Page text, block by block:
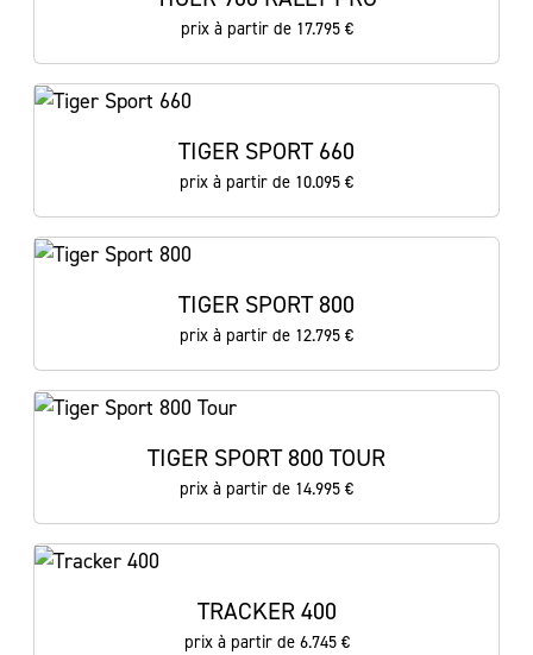
prix à partir de 17.795 €
TIGER SPORT 660
prix à partir de 10.095 €
TIGER SPORT 800
prix à partir de 12.795 €
TIGER SPORT 800 TOUR
prix à partir de 14.995 €
TRACKER 400
prix à partir de 6.745 €